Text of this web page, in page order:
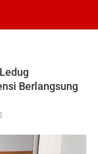
Berlangsung